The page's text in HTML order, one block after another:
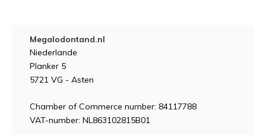
Megalodontand.nl
Niederlande
Planker 5
5721 VG - Asten
Chamber of Commerce number: 84117788
VAT-number: NL863102815B01